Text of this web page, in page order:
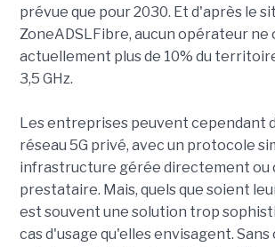
prévue que pour 2030. Et d'après le
ZoneADSLFibre, aucun opérateur ne
actuellement plus de 10% du
3,5 GHz.
Les entreprises peuvent cependant
réseau 5G privé, avec un protocole
infrastructure gérée directement ou
prestataire. Mais, quels que soient
est souvent une solution trop
cas d'usage qu'elles envisagent. Sans